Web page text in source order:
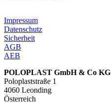
Impressum
Datenschutz
Sicherheit
AGB
AEB
POLOPLAST GmbH & Co KG
Poloplaststraße 1
4060 Leonding
Österreich